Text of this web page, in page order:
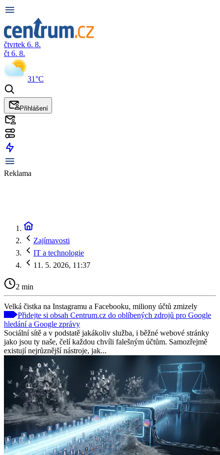
čtvrtek 6. 8.
čt 6. 8.
31°C
Přihlášení
Reklama
Zajímavosti
IT a technologie
11. 5. 2026, 11:37
2 min
Velká čistka na Instagramu a Facebooku, miliony účtů zmizely
Přidejte si obsah Centrum.cz do oblíbených zdrojů pro Google
hledání a Google zprávy
Sociální sítě a v podstatě jakákoliv služba, i běžné webové stránky
jako jsou ty naše, čelí každou chvíli falešným účtům. Samozřejmě
existují nejrůznější nástroje, jak...